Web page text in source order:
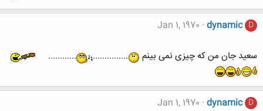
D
dynamic
Jan 1, 1970
سعید جان من که چیزی نمی بینم ...............
............
D
dynamic
Jan 1, 1970